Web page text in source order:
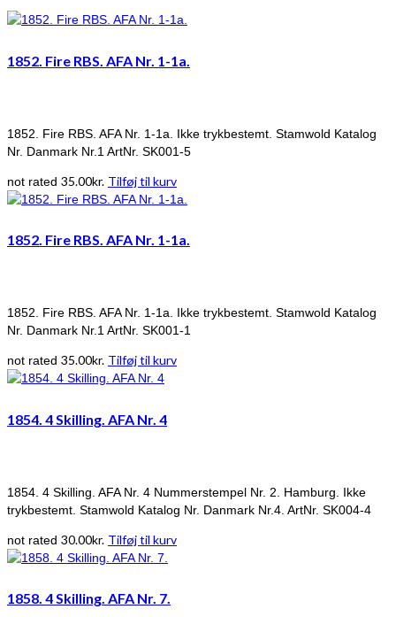
1852. Fire RBS. AFA Nr. 1-1a.
1852. Fire RBS. AFA Nr. 1-1a. Ikke trykbestemt. Stamwold Katalog
Nr. Danmark Nr.1 ArtNr. SK001-5
not rated 35.00kr. Tilføj til kurv
1852. Fire RBS. AFA Nr. 1-1a.
1852. Fire RBS. AFA Nr. 1-1a. Ikke trykbestemt. Stamwold Katalog
Nr. Danmark Nr.1 ArtNr. SK001-1
not rated 35.00kr. Tilføj til kurv
1854. 4 Skilling. AFA Nr. 4
1854. 4 Skilling. AFA Nr. 4 Nummerstempel Nr. 2. Hamburg. Ikke
trykbestemt. Stamwold Katalog Nr. Danmark Nr.4. ArtNr. SK004-4
not rated 30.00kr. Tilføj til kurv
1858. 4 Skilling. AFA Nr. 7.